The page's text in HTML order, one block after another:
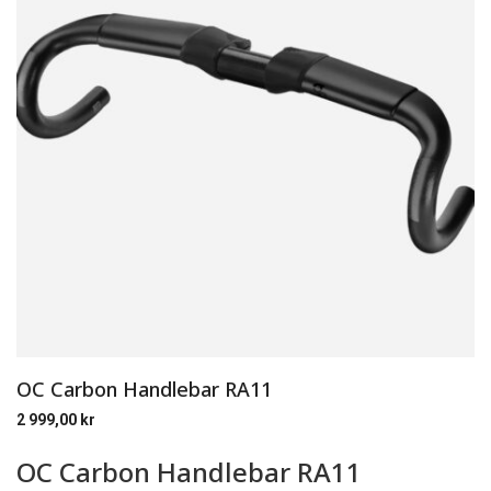
OC Carbon Handlebar RA11
2 999,00 kr
OC Carbon Handlebar RA11